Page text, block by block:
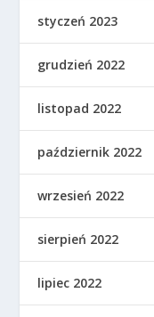
styczeń 2023
grudzień 2022
listopad 2022
październik 2022
wrzesień 2022
sierpień 2022
lipiec 2022